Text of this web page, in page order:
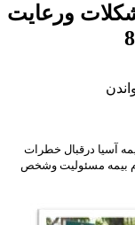
ورعایت
آسیا درقبال خطرات
بیمه مسئولیت وشخص